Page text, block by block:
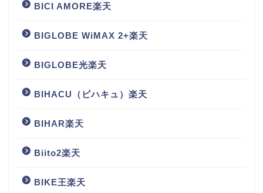
BICI AMORE楽天
BIGLOBE WiMAX 2+楽天
BIGLOBE光楽天
BIHACU（ビハキュ）楽天
BIHAR楽天
Biito2楽天
BIKE王楽天